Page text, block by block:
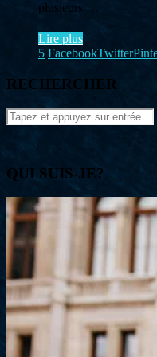
plusieurs …
Lire plus
5 FacebookTwitter
RECHERCHER
QUI SUIS-JE?